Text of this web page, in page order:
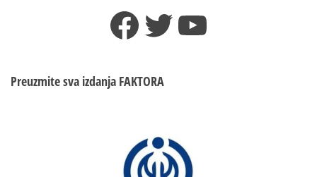
zapadnog
Balkana
Facebook
TwitterYouTube
Preuzmite sva izdanja FAKTORA